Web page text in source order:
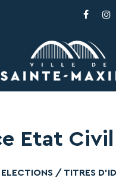
Lien
le
Etat Civil
/ TITRES